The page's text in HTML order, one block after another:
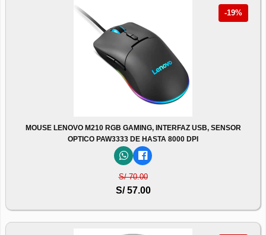
-19%
MOUSE LENOVO M210 RGB GAMING, INTERFAZ USB, SENSOR
OPTICO PAW3333 DE HASTA 8000 DPI
S/ 70.00
S/ 57.00